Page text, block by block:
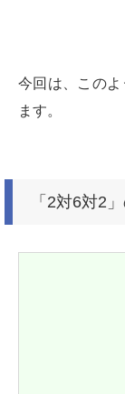
今回は、この
ます。
「2対6対2